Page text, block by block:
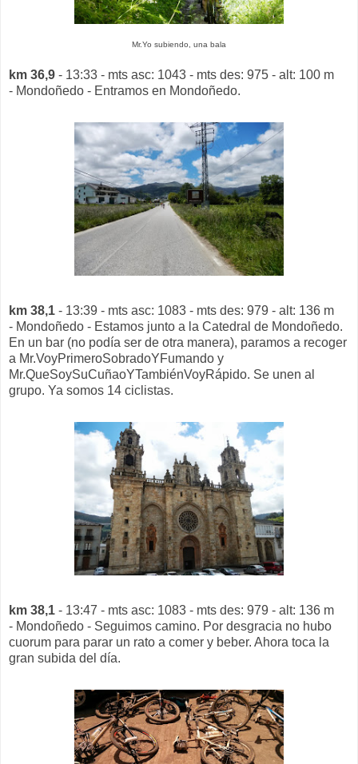
Mr.Yo subiendo, una bala
km 36,9 - 13:33 - mts asc: 1043 - mts des: 975 - alt: 100 m
- Mondoñedo - Entramos en Mondoñedo.
km 38,1 - 13:39 - mts asc: 1083 - mts des: 979 - alt: 136 m
- Mondoñedo - Estamos junto a la Catedral de Mondoñedo.
En un bar (no podía ser de otra manera), paramos a recoger
a Mr.VoyPrimeroSobradoYFumando y
Mr.QueSoySuCuñaoYTambiénVoyRápido. Se unen al
grupo. Ya somos 14 ciclistas.
km 38,1 - 13:47 - mts asc: 1083 - mts des: 979 - alt: 136 m
- Mondoñedo - Seguimos camino. Por desgracia no hubo
cuorum para parar un rato a comer y beber. Ahora toca la
gran subida del día.